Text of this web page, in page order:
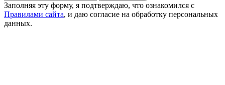
Заполняя эту форму, я подтверждаю, что ознакомился с
Правилами сайта, и даю согласие на обработку персональных
данных.